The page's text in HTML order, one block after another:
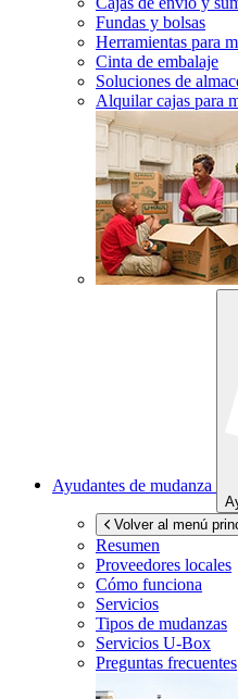
Fundas y bolsas
Herramientas para
Cinta de embalaje
Soluciones de
Alquilar cajas para
Ayudantes de mudanza
Volver al menú
Resumen
Proveedores locales
Cómo funciona
Servicios
Tipos de mudanzas
Servicios U-Box
Preguntas frecuentes